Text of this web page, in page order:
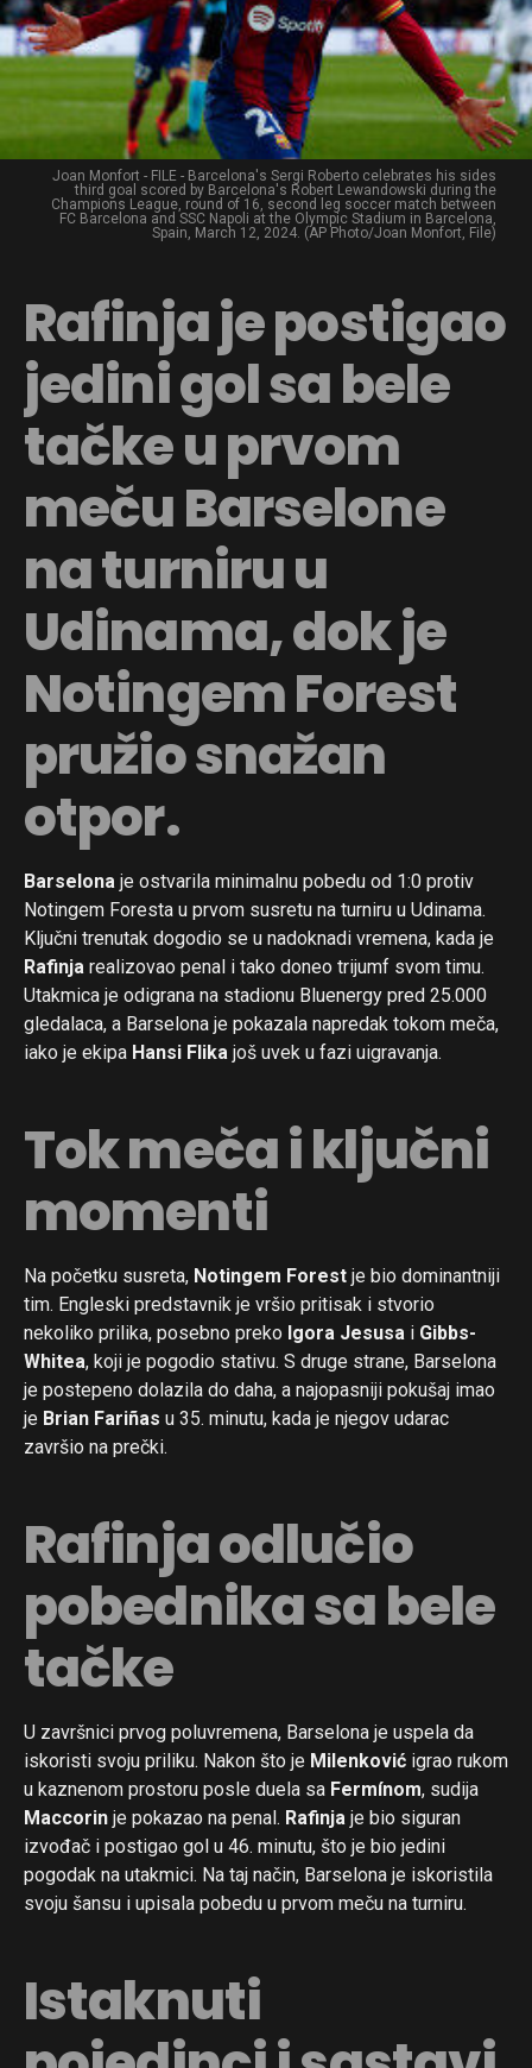
Joan Monfort - FILE - Barcelona's Sergi Roberto celebrates his sides
third goal scored by Barcelona's Robert Lewandowski during the
Champions League, round of 16, second leg soccer match between
FC Barcelona and SSC Napoli at the Olympic Stadium in Barcelona,
Spain, March 12, 2024. (AP Photo/Joan Monfort, File)
Rafinja je postigao
jedini gol sa bele
tačke u prvom
meču Barselone
na turniru u
Udinama, dok je
Notingem Forest
pružio snažan
otpor.
Barselona je ostvarila minimalnu pobedu od 1:0 protiv
Notingem Foresta u prvom susretu na turniru u Udinama.
Ključni trenutak dogodio se u nadoknadi vremena, kada je
Rafinja realizovao penal i tako doneo trijumf svom timu.
Utakmica je odigrana na stadionu Bluenergy pred 25.000
gledalaca, a Barselona je pokazala napredak tokom meča,
iako je ekipa Hansi Flika još uvek u fazi uigravanja.
Tok meča i ključni
momenti
Na početku susreta, Notingem Forest je bio dominantniji
tim. Engleski predstavnik je vršio pritisak i stvorio
nekoliko prilika, posebno preko Igora Jesusa i Gibbs-
Whitea, koji je pogodio stativu. S druge strane, Barselona
je postepeno dolazila do daha, a najopasniji pokušaj imao
je Brian Fariñas u 35. minutu, kada je njegov udarac
završio na prečki.
Rafinja odlučio
pobednika sa bele
tačke
U završnici prvog poluvremena, Barselona je uspela da
iskoristi svoju priliku. Nakon što je Milenković igrao rukom
u kaznenom prostoru posle duela sa Fermínom, sudija
Maccorin je pokazao na penal. Rafinja je bio siguran
izvođač i postigao gol u 46. minutu, što je bio jedini
pogodak na utakmici. Na taj način, Barselona je iskoristila
svoju šansu i upisala pobedu u prvom meču na turniru.
Istaknuti